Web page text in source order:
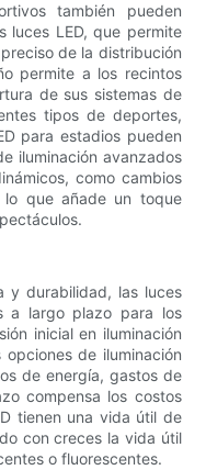
también pueden
luces LED, que permite
de la distribución
permite a los recintos
de sus sistemas de
tipos de deportes,
para estadios pueden
iluminación avanzados
como cambios
que añade un toque
y durabilidad, las luces
a largo plazo para los
inicial en iluminación
de iluminación
de energía, gastos de
compensa los costos
tienen una vida útil de
con creces la vida útil
o fluorescentes.